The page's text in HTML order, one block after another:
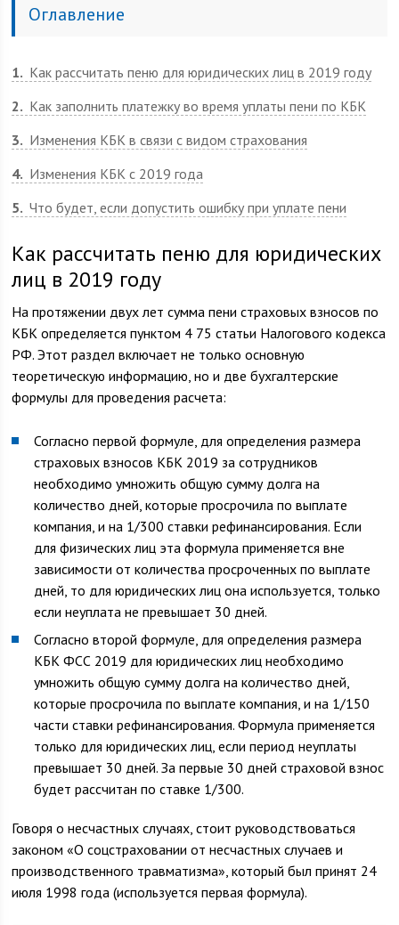
Оглавление
1
Как рассчитать пеню для юридических лиц в 2019 году
2
Как заполнить платежку во время уплаты пени по КБК
3
Изменения КБК в связи с видом страхования
4 Изменения КБК с 2019 года
5 Что будет, если допустить ошибку при уплате пени
Как рассчитать пеню для юридических
лиц в 2019 году
На протяжении двух лет сумма пени страховых взносов по
КБК определяется пунктом 4 75 статьи Налогового кодекса
РФ. Этот раздел включает не только основную
теоретическую информацию, но и две бухгалтерские
формулы для проведения расчета:
Согласно первой формуле, для определения размера
страховых взносов КБК 2019 за сотрудников
необходимо умножить общую сумму долга на
количество дней, которые просрочила по выплате
компания, и на 1/300 ставки рефинансирования. Если
для физических лиц эта формула применяется вне
зависимости от количества просроченных по выплате
дней, то для юридических лиц она используется, только
если неуплата не превышает 30 дней.
Согласно второй формуле, для определения размера
КБК ФСС 2019 для юридических лиц необходимо
умножить общую сумму долга на количество дней,
которые просрочила по выплате компания, и на 1/150
части ставки рефинансирования. Формула применяется
только для юридических лиц, если период неуплаты
превышает 30 дней. За первые 30 дней страховой взнос
будет рассчитан по ставке 1/300.
Говоря о несчастных случаях, стоит руководствоваться
законом «О соцстраховании от несчастных случаев и
производственного травматизма», который был принят 24
июля 1998 года (используется первая формула).